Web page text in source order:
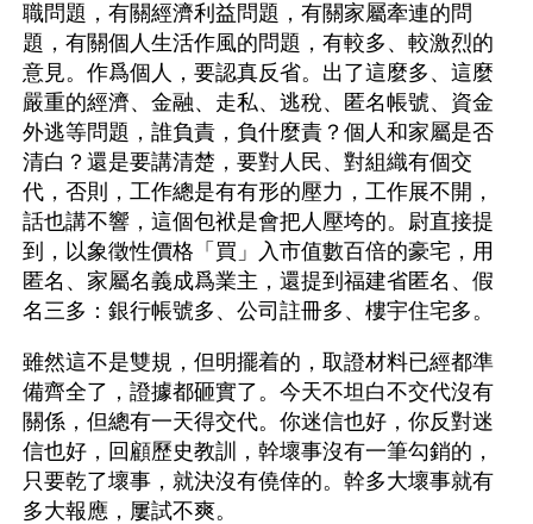
職問題，有關經濟利益問題，有關家屬牽連的問
題，有關個人生活作風的問題，有較多、較激烈的
意見。作爲個人，要認真反省。出了這麼多、這麼
嚴重的經濟、金融、走私、逃稅、匿名帳號、資金
外逃等問題，誰負責，負什麼責？個人和家屬是否
清白？還是要講清楚，要對人民、對組織有個交
代，否則，工作總是有有形的壓力，工作展不開，
話也講不響，這個包袱是會把人壓垮的。尉直接提
到，以象徵性價格「買」入市值數百倍的豪宅，用
匿名、家屬名義成爲業主，還提到福建省匿名、假
名三多：銀行帳號多、公司註冊多、樓宇住宅多。
雖然這不是雙規，但明擺着的，取證材料已經都準
備齊全了，證據都砸實了。今天不坦白不交代沒有
關係，但總有一天得交代。你迷信也好，你反對迷
信也好，回顧歷史教訓，幹壞事沒有一筆勾銷的，
只要乾了壞事，就決沒有僥倖的。幹多大壞事就有
多大報應，屢試不爽。